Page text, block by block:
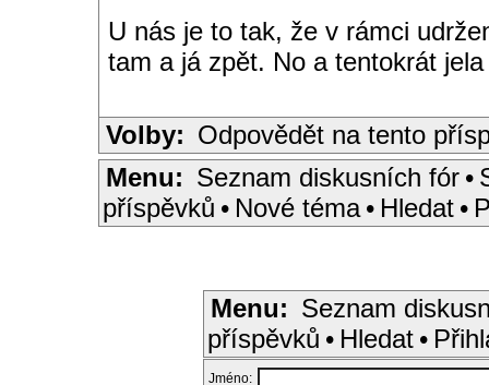
U nás je to tak, že v rámci
tam a já zpět. No a tentokrát
Volby: Odpovědět na tento
Menu: Seznam diskusních fór •
příspěvků • Nové téma • Hledat •
Menu: Seznam
příspěvků • Hledat •
Jméno: